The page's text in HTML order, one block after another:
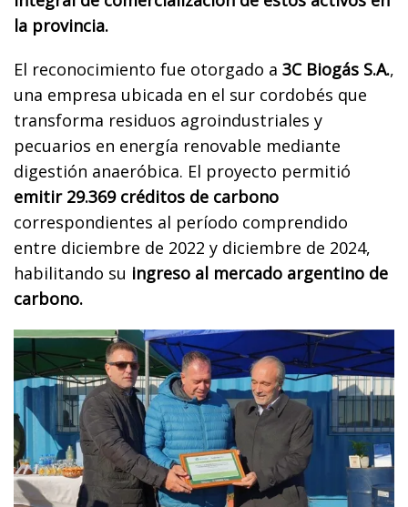
la provincia.
El reconocimiento fue otorgado a 3C Biogás S.A.,
una empresa ubicada en el sur cordobés que
transforma residuos agroindustriales y
pecuarios en energía renovable mediante
digestión anaeróbica. El proyecto permitió
emitir 29.369 créditos de carbono
correspondientes al período comprendido
entre diciembre de 2022 y diciembre de 2024,
habilitando su ingreso al mercado argentino de
carbono.